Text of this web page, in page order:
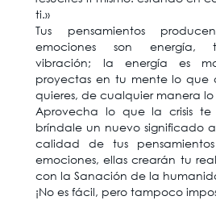
ti.»
Tus pensamientos
emociones son energía,
vibración; la energía es
proyectas en tu mente lo que
quieres, de cualquier manera
Aprovecha lo que la crisis
bríndale un nuevo significado
calidad de tus
emociones, ellas crearán tu
con la Sanación de la
¡No es fácil, pero tampoco